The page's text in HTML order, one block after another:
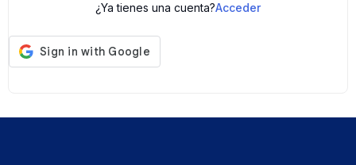
¿Ya tienes una cuenta?Acceder